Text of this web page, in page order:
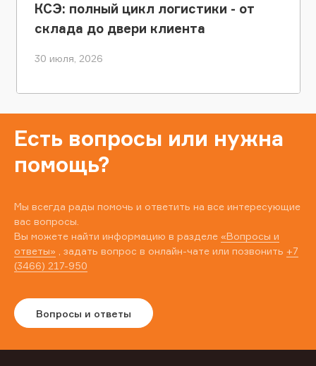
КСЭ: полный цикл логистики - от
склада до двери клиента
30 июля, 2026
Есть вопросы или нужна
помощь?
Мы всегда рады помочь и ответить на все интересующие
вас вопросы.
Вы можете найти информацию в разделе «Вопросы и
ответы» , задать вопрос в онлайн-чате или позвонить +7
(3466) 217-950
Вопросы и ответы